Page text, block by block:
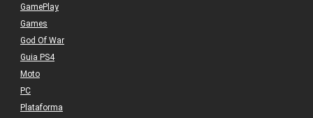
GamePlay
Games
God Of War
Guia PS4
Moto
PC
Plataforma